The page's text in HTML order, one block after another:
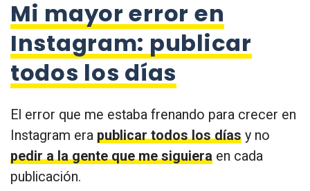
Mi mayor error en
Instagram: publicar
todos los días
El error que me estaba frenando para crecer en
Instagram era publicar todos los días y no
pedir a la gente que me siguiera en cada
publicación.